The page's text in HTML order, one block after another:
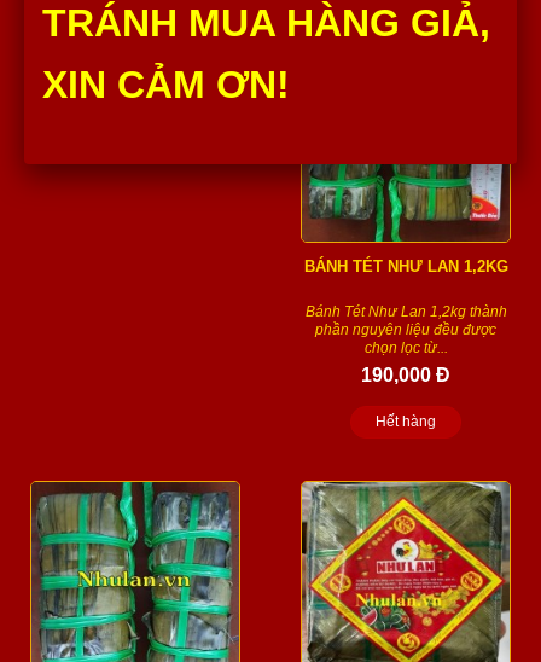
Thêm vào giỏ
BÁNH TÉT NHƯ LAN 1,2KG
Bánh Tét Như Lan 1,2kg thành
phần nguyên liệu đều được
chọn lọc từ...
190,000 Đ
Hết hàng
TRÁNH MUA HÀNG GIẢ,
XIN CẢM ƠN!